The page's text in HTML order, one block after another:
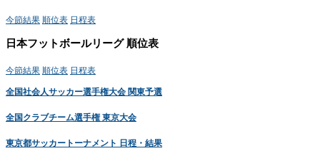
今節結果 順位表 日程表
日本フットボールリーグ 順位表
今節結果 順位表 日程表
全国社会人サッカー選手権大会 関東予選
全国クラブチーム選手権 東京大会
東京都サッカートーナメント 日程・結果